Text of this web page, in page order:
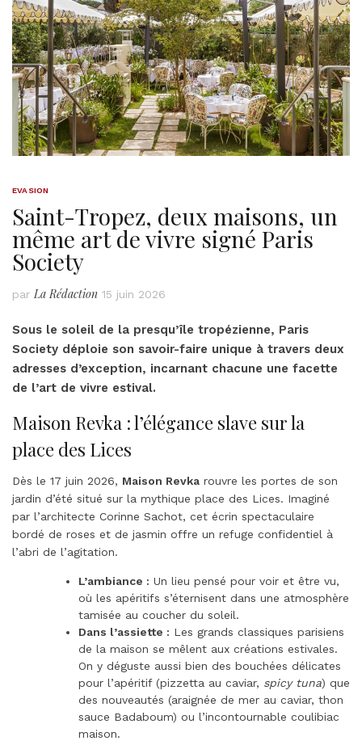
EVASION
Saint-Tropez, deux maisons, un
même art de vivre signé Paris
Society
parLa Rédaction 15 juin 2026
Sous le soleil de la presqu’île tropézienne, Paris
Society déploie son savoir-faire unique à travers deux
adresses d’exception, incarnant chacune une facette
de l’art de vivre estival.
Maison Revka : l’élégance slave sur la
place des Lices
Dès le 17 juin 2026, Maison Revka rouvre les portes de son
jardin d’été situé sur la mythique place des Lices. Imaginé
par l’architecte Corinne Sachot, cet écrin spectaculaire
bordé de roses et de jasmin offre un refuge confidentiel à
l’abri de l’agitation.
L’ambiance : Un lieu pensé pour voir et être vu,
où les apéritifs s’éternisent dans une atmosphère
tamisée au coucher du soleil.
Dans l’assiette : Les grands classiques parisiens
de la maison se mêlent aux créations estivales.
On y déguste aussi bien des bouchées délicates
pour l’apéritif (pizzetta au caviar, spicy tuna) que
des nouveautés (araignée de mer au caviar, thon
sauce Badaboum) ou l’incontournable coulibiac
maison.